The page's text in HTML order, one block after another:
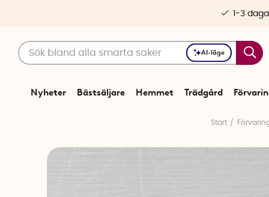
AI-läge
Nyheter Bästsäljare Hemmet Trädgård
1-3
Start